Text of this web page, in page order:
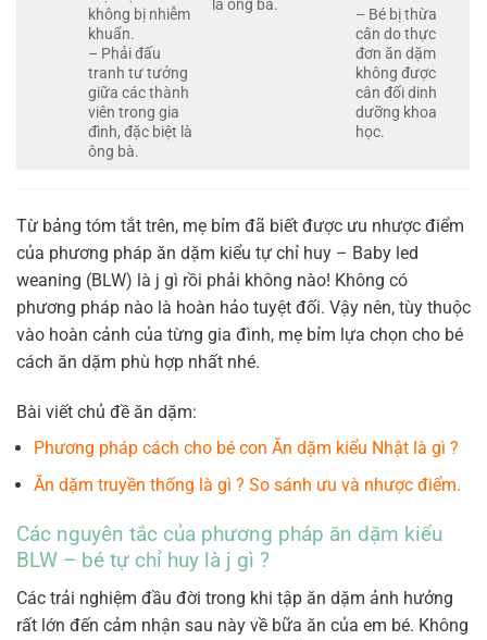
không bị nhiễm
khuẩn.
– Phải đấu
tranh tư tưởng
giữa các thành
viên trong gia
đình, đặc biệt là
ông bà.
là ông bà.
– Bé bị thừa
cân do thực
đơn ăn dặm
không được
cân đối dinh
dưỡng khoa
học.
Từ bảng tóm tắt trên, mẹ bỉm đã biết được ưu nhược điểm
của phương pháp ăn dặm kiểu tự chỉ huy – Baby led
weaning (BLW) là j gì rồi phải không nào! Không có
phương pháp nào là hoàn hảo tuyệt đối. Vậy nên, tùy thuộc
vào hoàn cảnh của từng gia đình, mẹ bỉm lựa chọn cho bé
cách ăn dặm phù hợp nhất nhé.
Bài viết chủ đề ăn dặm:
Phương pháp cách cho bé con Ăn dặm kiểu Nhật là gì ?
Ăn dặm truyền thống là gì ? So sánh ưu và nhược điểm.
Các nguyên tắc của phương pháp ăn dặm kiểu
BLW – bé tự chỉ huy là j gì ?
Các trải nghiệm đầu đời trong khi tập ăn dặm ảnh hưởng
rất lớn đến cảm nhận sau này về bữa ăn của em bé. Không